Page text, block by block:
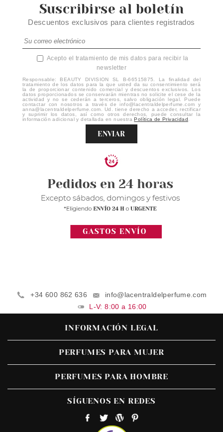
Suscribirse al boletín
Descuentos exclusivos para clientes registrados
Acepto el tratamiento de mis datos para recibir la
newsletter
Responsable: BEAUTY DIVISION SL B-66515875. La finalidad del
tratamiento de los datos para la que usted da su consentimiento será
la de proporcionar contenido comercial y descuentos exclusivos. Los
datos proporcionados se conservarán mientras no solicite el cese de la
actividad y no se cederán a terceros, salvo obligación legal. Puede
contactar con nosotros a través de info@lacentraldelperfume.com y
anna@lacentraldelperfume.com. Ud. tiene derecho a acceder, rectificar
y suprimir los datos, así como otros derechos, puede consultar la
información adicional y detallada en nuestraPolítica de Privacidad
ENVIAR
+34 600 862 636
info@lacentraldelperfume.com
L-V: 8:00 a 16:00
INFORMACIÓN LEGAL
PERFUMES PARA MUJER
PERFUMES PARA HOMBRE
SÍGUENOS EN REDES